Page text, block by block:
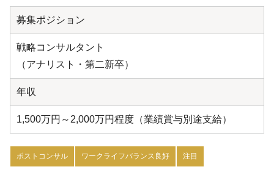
募集ポジション
戦略コンサルタント
（アナリスト・第二新卒）
年収
1,500万円～2,000万円程度（業績賞与別途支給）
ポストコンサル ワークライフバランス良好 注目